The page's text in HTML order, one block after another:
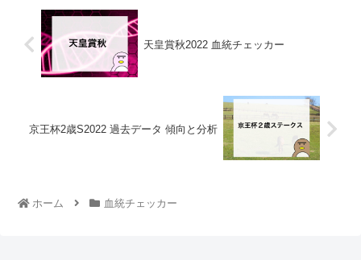
天皇賞秋2022 血統チェッカー
京王杯2歳S2022 過去データ 傾向と分析
ホーム 血統チェッカー